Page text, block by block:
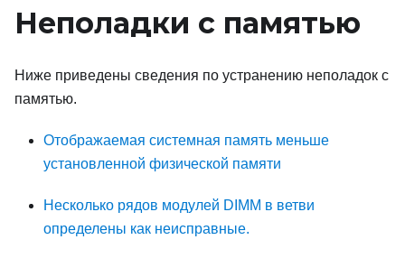
Неполадки с памятью
Ниже приведены сведения по устранению неполадок с
памятью.
Отображаемая системная память меньше
установленной физической памяти
Несколько рядов модулей DIMM в ветви
определены как неисправные.